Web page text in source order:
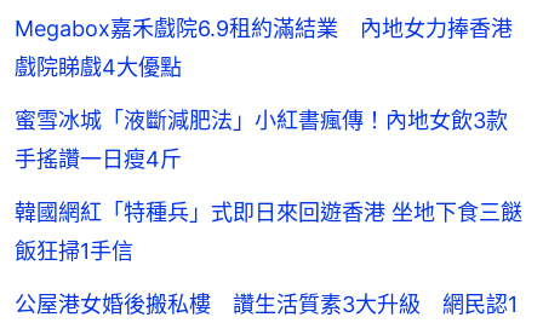
Megabox嘉禾戲院6.9租約滿結業 內地女力捧香港
戲院睇戲4大優點
蜜雪冰城「液斷減肥法」小紅書瘋傳！內地女飲3款
手搖讚一日瘦4斤
韓國網紅「特種兵」式即日來回遊香港 坐地下食三餸
飯狂掃1手信
公屋港女婚後搬私樓 讚生活質素3大升級 網民認1